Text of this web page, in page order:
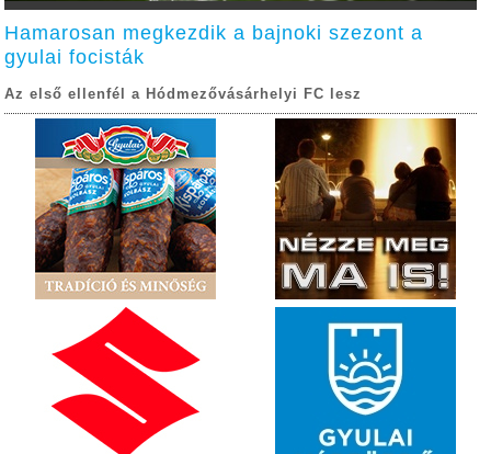
Hamarosan megkezdik a bajnoki szezont a
gyulai focisták
Az első ellenfél a Hódmezővásárhelyi FC lesz